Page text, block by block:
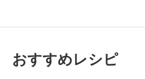
おすすめレシピ